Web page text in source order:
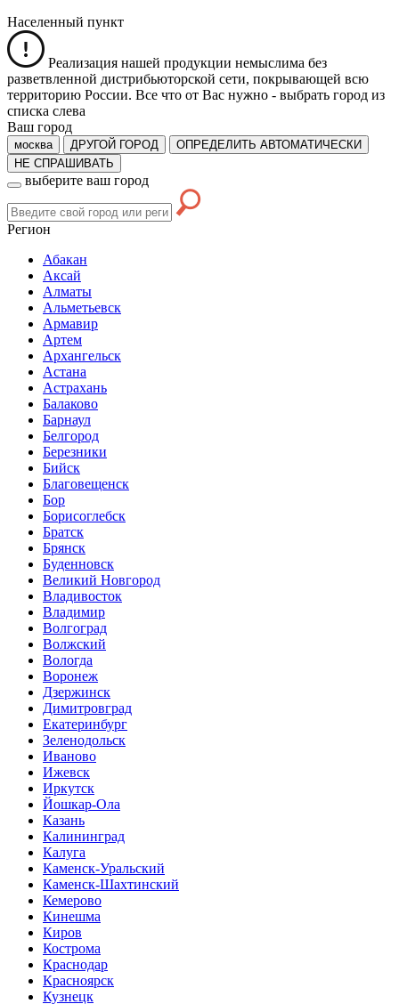
Населенный пункт
Реализация нашей продукции немыслима без
разветвленной дистрибьюторской сети, покрывающей всю
территорию России. Все что от Вас нужно - выбрать город из
списка слева
Ваш город
москва ДРУГОЙ ГОРОД
ОПРЕДЕЛИТЬ АВТОМАТИЧЕСКИ
НЕ СПРАШИВАТЬ
выберите ваш город
Регион
Абакан
Аксай
Алматы
Альметьевск
Армавир
Артем
Архангельск
Астана
Астрахань
Балаково
Барнаул
Белгород
Березники
Бийск
Благовещенск
Бор
Борисоглебск
Братск
Брянск
Буденновск
Великий Новгород
Владивосток
Владимир
Волгоград
Волжский
Вологда
Воронеж
Дзержинск
Димитровград
Екатеринбург
Зеленодольск
Иваново
Ижевск
Иркутск
Йошкар-Ола
Казань
Калининград
Калуга
Каменск-Уральский
Каменск-Шахтинский
Кемерово
Кинешма
Киров
Кострома
Краснодар
Красноярск
Кузнецк